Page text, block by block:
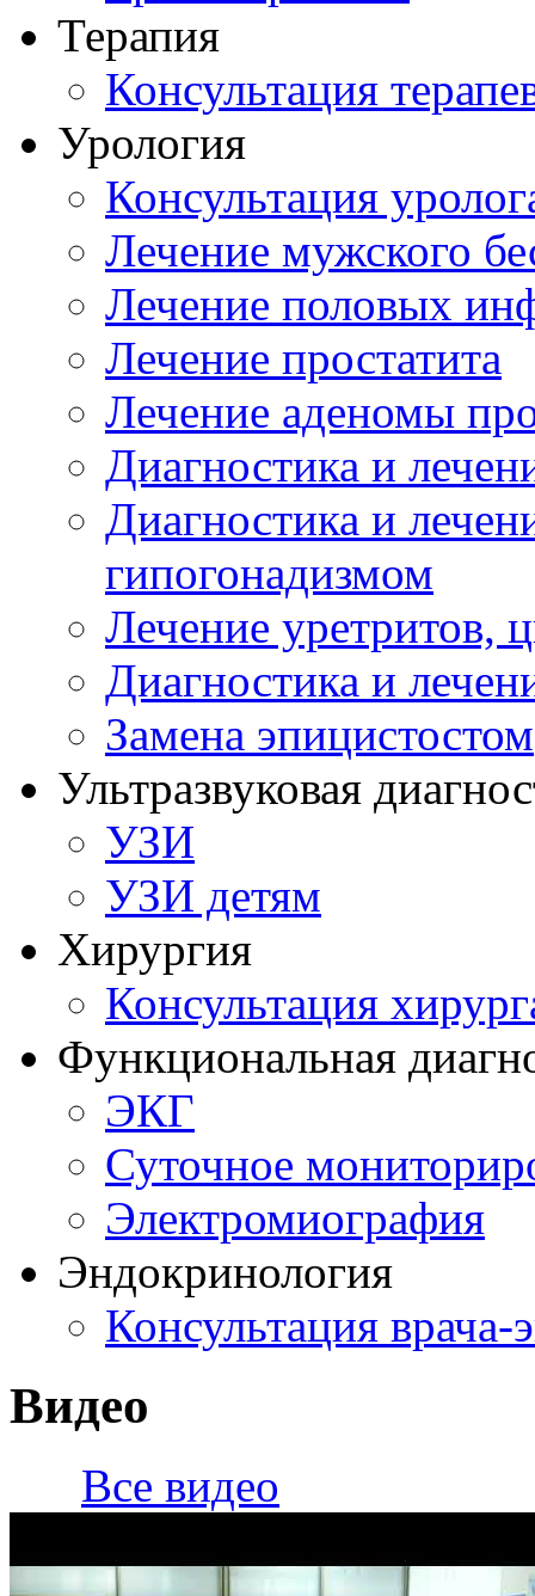
Терапия
Консультация
Урология
Консультация
Лечение мужского
Лечение половых
Лечение простатита
Лечение аденомы
Диагностика и
Диагностика и
гипогонадизмом
Лечение уретритов,
Диагностика и
Замена эпицистостом
Ультразвуковая
УЗИ
УЗИ детям
Хирургия
Консультация
Функциональная
ЭКГ
Суточное
Электромиография
Эндокринология
Консультация врача-
Видео
Все видео